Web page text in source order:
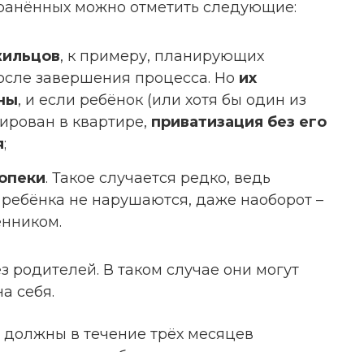
можно отметить следующие:
, к примеру, планирующих
завершения процесса. Но их
, и если ребёнок (или хотя бы один из
в квартире, приватизация без его
;
. Такое случается редко, ведь
не нарушаются, даже наоборот –
родителей. В таком случае они могут
себя.
в течение трёх месяцев